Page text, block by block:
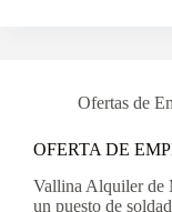
Ofertas de
OFERTA DE
Vallina Alquiler de
un puesto de